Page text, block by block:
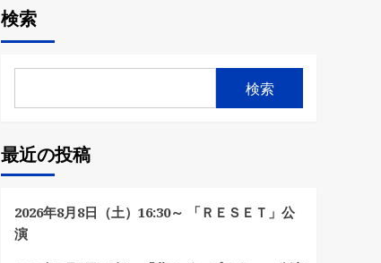
検索
検索
最近の投稿
2026年8月8日（土）16:30～ 「ＲＥＳＥＴ」公
演